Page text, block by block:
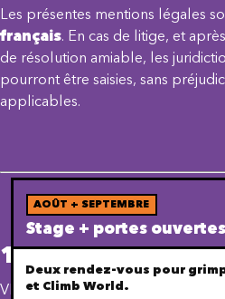
Les présentes mentions légales
français. En cas de litige, et
de résolution amiable, les
pourront être saisies, sans
applicables.
10) Modifications
VERTICAL WORLD se réserve le
AOÛT + SEPTEMBRE
Stage + portes
Deux rendez-vous pour
et Climb World.